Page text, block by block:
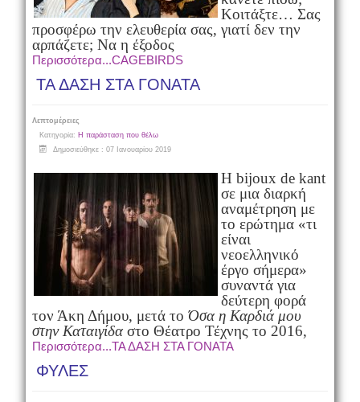
Κοιτάξτε… Σας
προσφέρω την ελευθερία σας, γιατί δεν την
αρπάζετε; Να η έξοδος
Περισσότερα...CAGEBIRDS
ΤΑ ΔΑΣΗ ΣΤΑ ΓΟΝΑΤΑ
Λεπτομέρειες
Κατηγορία: Η παράσταση που θέλω
Δημοσιεύθηκε : 07 Ιανουαρίου 2019
Η bijoux de kant
σε μια διαρκή
αναμέτρηση με
το ερώτημα «τι
είναι
νεοελληνικό
έργο σήμερα»
συναντά για
δεύτερη φορά
τον Άκη Δήμου, μετά το Όσα η Καρδιά μου
στην Καταιγίδαστο Θέατρο Τέχνης το 2016,
Περισσότερα...ΤΑ ΔΑΣΗ ΣΤΑ ΓΟΝΑΤΑ
ΦΥΛΕΣ